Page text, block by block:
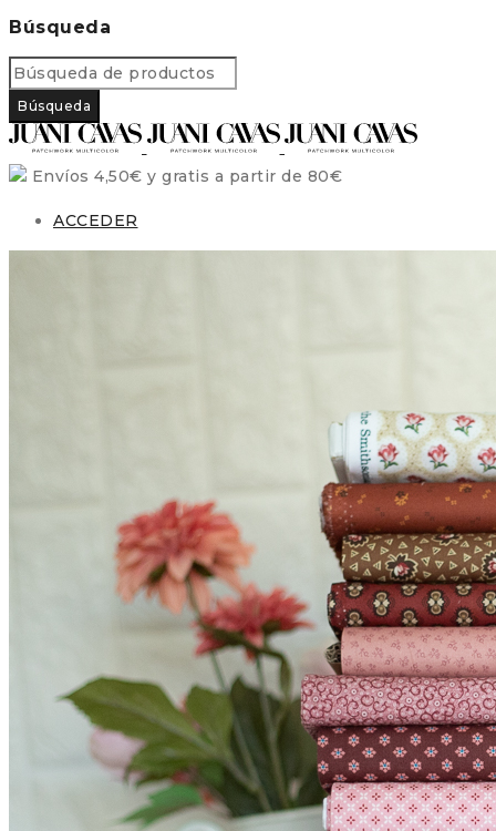
Búsqueda
Envíos 4,50€ y gratis a partir de 80€
ACCEDER